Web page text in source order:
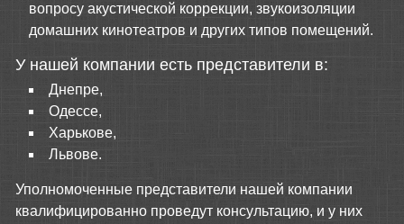
вопросу акустической коррекции, звукоизоляции
домашних кинотеатров и других типов помещений.
У нашей компании есть представители в:
Днепре,
Одессе,
Харькове,
Львове.
Уполномоченные представители нашей компании
квалифицированно проведут консультацию, и у них